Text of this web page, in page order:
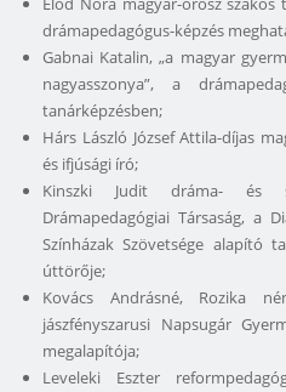
drámapedagógus-képzés
Gabnai Katalin, „a magyar
nagyasszonya”, a
tanárképzésben;
Hárs László József Attila-díjas
és ifjúsági író;
Kinszki Judit dráma- és
Drámapedagógiai Társaság, a
Színházak Szövetsége alapító
úttörője;
Kovács Andrásné, Rozika
jászfényszarusi Napsugár
megalapítója;
Leveleki Eszter